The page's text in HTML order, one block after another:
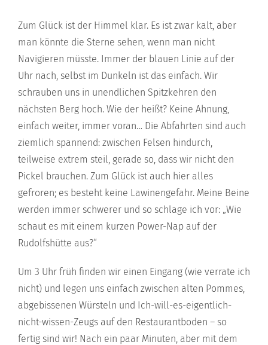
Zum Glück ist der Himmel klar. Es ist zwar kalt, aber
man könnte die Sterne sehen, wenn man nicht
Navigieren müsste. Immer der blauen Linie auf der
Uhr nach, selbst im Dunkeln ist das einfach. Wir
schrauben uns in unendlichen Spitzkehren den
nächsten Berg hoch. Wie der heißt? Keine Ahnung,
einfach weiter, immer voran… Die Abfahrten sind auch
ziemlich spannend: zwischen Felsen hindurch,
teilweise extrem steil, gerade so, dass wir nicht den
Pickel brauchen. Zum Glück ist auch hier alles
gefroren; es besteht keine Lawinengefahr. Meine Beine
werden immer schwerer und so schlage ich vor: „Wie
schaut es mit einem kurzen Power-Nap auf der
Rudolfshütte aus?“
Um 3 Uhr früh finden wir einen Eingang (wie verrate ich
nicht) und legen uns einfach zwischen alten Pommes,
abgebissenen Würsteln und Ich-will-es-eigentlich-
nicht-wissen-Zeugs auf den Restaurantboden – so
fertig sind wir! Nach ein paar Minuten, aber mit dem